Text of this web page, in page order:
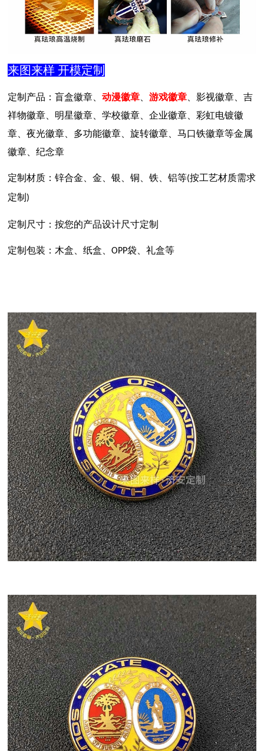
来图来样 开模定制
定制产品：盲盒徽章、 动漫徽章 游戏徽章 、影视徽章、吉
祥物徽章、明星徽章、学校徽章、企业徽章、彩虹电镀徽
章、夜光徽章、多功能徽章、旋转徽章、马口铁徽章等金属
徽章、纪念章
定制材质：锌合金、金、银、铜、铁、铝等(按工艺材质需求
定制 )
定制尺寸：按您的产品设计尺寸定制
定制包装：木盒、纸盒、 OPP袋、礼盒等